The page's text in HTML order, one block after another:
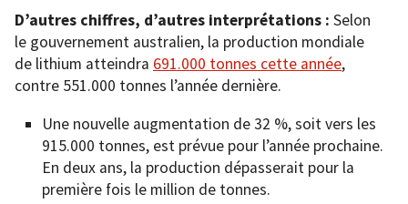
D’autres chiffres, d’autres interprétations : Selon
le gouvernement australien, la production mondiale
de lithium atteindra 691.000 tonnes cette année,
contre 551.000 tonnes l’année dernière.
Une nouvelle augmentation de 32 %, soit vers les
915.000 tonnes, est prévue pour l’année prochaine.
En deux ans, la production dépasserait pour la
première fois le million de tonnes.